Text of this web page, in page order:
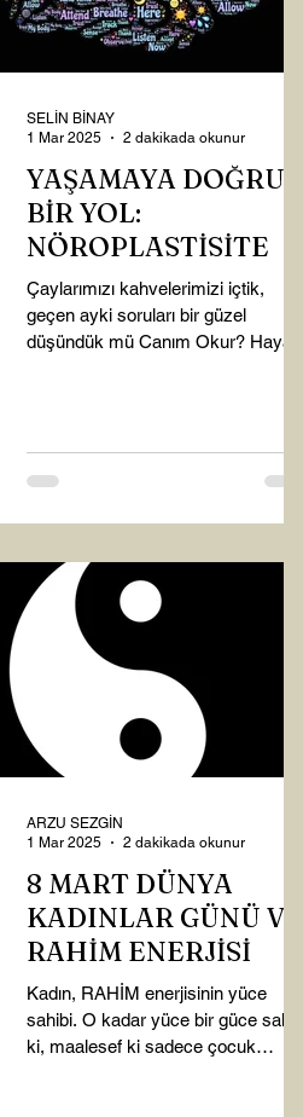
YAŞAMAYA DOĞRU
BİR YOL:
NÖROPLASTİSİTE
Çaylarımızı kahvelerimizi içtik,
geçen ayki soruları bir güzel
düşündük mü Canım Okur? Hayatta
SELİN BİNAY
1 Mar 2025
2 dakikada okunur
8 MART DÜNYA
KADINLAR GÜNÜ VE
RAHİM ENERJİSİ
Kadın, RAHİM enerjisinin yüce
sahibi. O kadar yüce bir güce sahip
ki, maalesef ki sadece çocuk
ARZU SEZGİN
1 Mar 2025
2 dakikada okunur